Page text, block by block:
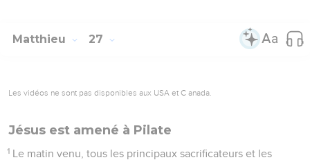
Matthieu 27
Les vidéos ne sont pas disponibles aux USA et C anada.
Jésus est amené à Pilate
1 Le matin venu, tous les principaux sacrificateurs et les